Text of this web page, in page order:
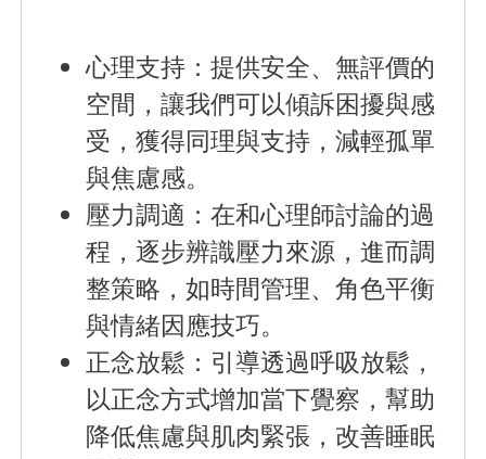
心理支持 ：提供安全、無評價的
空間，讓我們可以傾訴困擾與感
受，獲得同理與支持，減輕孤單
與焦慮感。
壓力調適 ：在和心理師討論的過
程，逐步辨識壓力來源，進而調
整策略，如時間管理、角色平衡
與情緒因應技巧。
正念放鬆 ：引導透過呼吸放鬆，
以正念方式增加當下覺察，幫助
降低焦慮與肌肉緊張，改善睡眠